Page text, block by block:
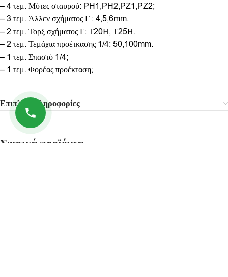
– 4 τεμ. Μύτες σταυρού: PH1,PH2,PZ1,PZ2;
– 3 τεμ. Άλλεν σχήματος Γ : 4,5,6mm.
– 2 τεμ. Τορξ σχήματος Γ: Т20Н, Т25Н.
– 2 τεμ. Τεμάχια προέτκασης 1/4: 50,100mm.
– 1 τεμ. Σπαστό 1/4;
– 1 τεμ. Φορέας προέκταση;
Επιπλέον πληροφορίες
Σχετικά προϊόντα